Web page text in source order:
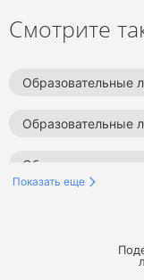
Смотрите
Образовательные
Образовательные
Образовательные
Образовательные
Показать еще